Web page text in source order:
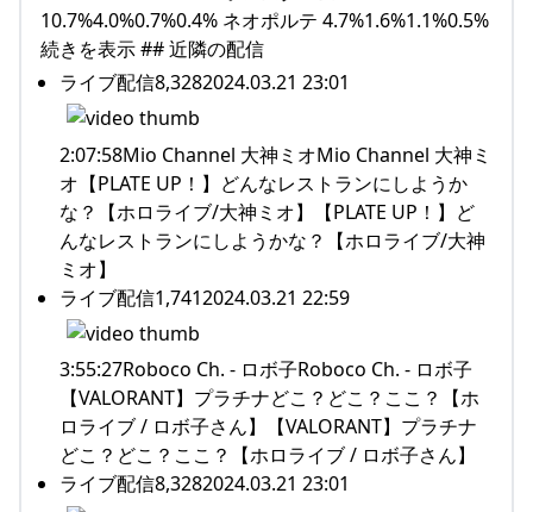
10.7%4.0%0.7%0.4% ネオポルテ 4.7%1.6%1.1%0.5%
続きを表示 ## 近隣の配信
ライブ配信8,3282024.03.21 23:01
2:07:58Mio Channel 大神ミオMio Channel 大神ミ
オ【PLATE UP！】どんなレストランにしようか
な？【ホロライブ/大神ミオ】【PLATE UP！】ど
んなレストランにしようかな？【ホロライブ/大神
ミオ】
ライブ配信1,7412024.03.21 22:59
3:55:27Roboco Ch. - ロボ子Roboco Ch. - ロボ子
【VALORANT】プラチナどこ？どこ？ここ？【ホ
ロライブ / ロボ子さん】【VALORANT】プラチナ
どこ？どこ？ここ？【ホロライブ / ロボ子さん】
ライブ配信8,3282024.03.21 23:01